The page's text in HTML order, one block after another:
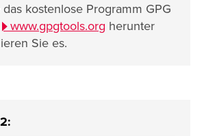
das kostenlose Programm GPG
www.gpgtools.org herunter
Sie es.